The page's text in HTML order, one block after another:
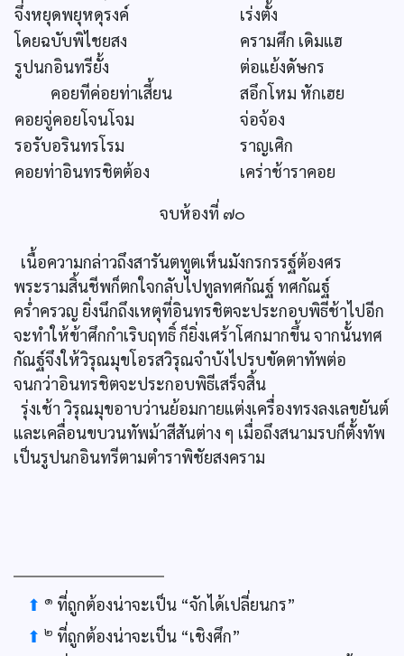
จึ่งหยุดพยุหดุรงค์
เร่งตั้ง
โดยฉบับพิไชยสง
ครามศึก เดิมแฮ
รูปนกอินทรียั้ง
ต่อแย้งดัษกร
คอยทีค่อยท่าเสี้ยน
สอึกโหม หักเฮย
คอยจู่คอยโจนโจม
จ่อจ้อง
รอรับอรินทรโรม
ราญเศิก
คอยท่าอินทรชิตต้อง
เคร่าช้าราคอย
จบห้องที่ ๗๐
เนื้อความกล่าวถึงสารันตทูตเห็นมังกรกรรฐ์ต้องศร
พระรามสิ้นชีพก็ตกใจกลับไปทูลทศกัณฐ์ ทศกัณฐ์
คร่ำครวญ ยิ่งนึกถึงเหตุที่อินทรชิตจะประกอบพิธีช้าไปอีก
จะทำให้ข้าศึกกำเริบฤทธิ์ ก็ยิ่งเศร้าโศกมากขึ้น จากนั้นทศ
กัณฐ์จึงให้วิรุณมุขโอรสวิรุณจำบังไปรบขัดตาทัพต่อ
จนกว่าอินทรชิตจะประกอบพิธีเสร็จสิ้น
รุ่งเช้า วิรุณมุขอาบว่านย้อมกายแต่งเครื่องทรงลงเลขยันต์
และเคลื่อนขบวนทัพม้าสีสันต่าง ๆ เมื่อถึงสนามรบก็ตั้งทัพ
เป็นรูปนกอินทรีตามตำราพิชัยสงคราม
⬆ ๑ ที่ถูกต้องน่าจะเป็น “จักได้เปลี่ยนกร”
⬆ ๒ ที่ถูกต้องน่าจะเป็น “เชิงศึก”